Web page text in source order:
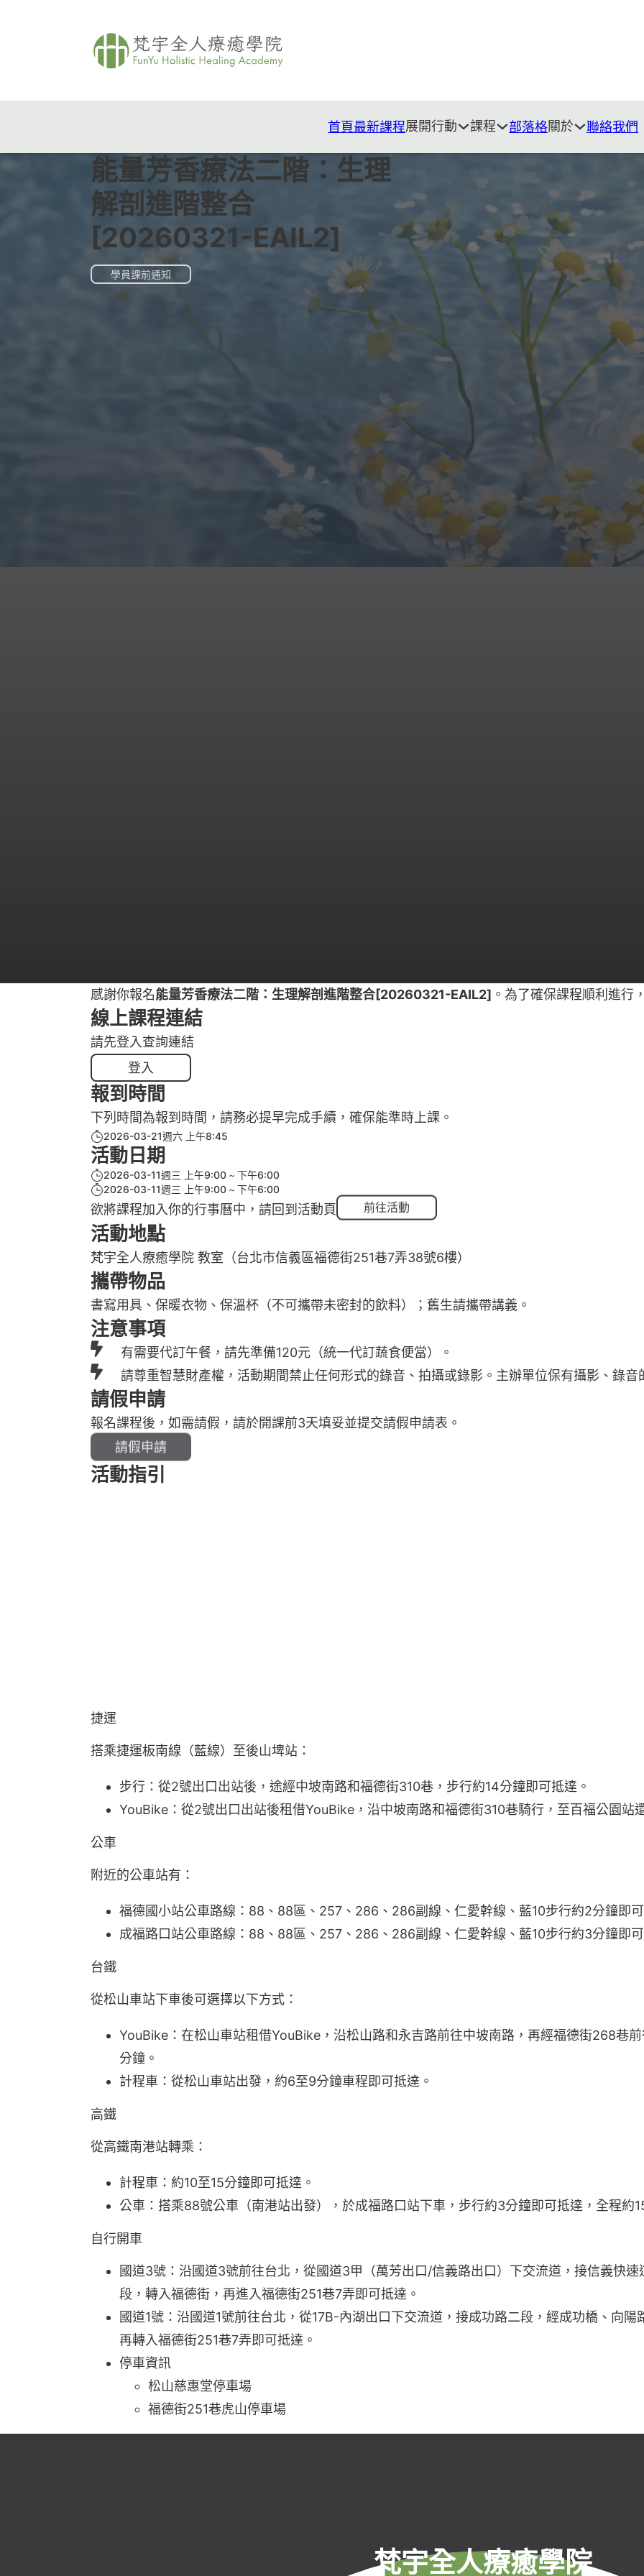
首頁最新課程展開行動 課程 部落格關於 聯絡我們
能量芳香療法二階：生理
解剖進階整合
[20260321-EAIL2]
學員課前通知
感謝你報名能量芳香療法二階：生理解剖進階整合[20260321-EAIL2] 。為了確保課程順利進行
線上課程連結
請先登入查詢連結
登入
報到時間
下列時間為報到時間，請務必提早完成手續，確保能準時上課。
2026-03-21週六 上午8:45
活動日期
2026-03-11週三 上午9:00
下午6:00
2026-03-11週三 上午9:00
下午6:00
欲將課程加入你的行事曆中，請回到活動頁 前往活動
活動地點
梵宇全人療癒學院 教室（台北市信義區福德街251巷7弄38號6樓）
攜帶物品
書寫用具、保暖衣物、保溫杯（不可攜帶未密封的飲料）；舊生請攜帶講義。
注意事項
有需要代訂午餐，請先準備120元（統一代訂蔬食便當）。
請尊重智慧財產權，活動期間禁止任何形式的錄音、拍攝或錄影。主辦單位保有攝影、錄音
請假申請
報名課程後，如需請假，請於開課前3天填妥並提交請假申請表。
請假申請
活動指引
捷運
搭乘捷運板南線（藍線）至後山埤站：
步行：從2號出口出站後，途經中坡南路和福德街310巷，步行約14分鐘即可抵達。
YouBike：從2號出口出站後租借YouBike，沿中坡南路和福德街310巷騎行，至百福公園站
公車
附近的公車站有：
福德國小站公車路線：88、88區、257、286、286副線、仁愛幹線、藍10步行約2分鐘即
成福路口站公車路線：88、88區、257、286、286副線、仁愛幹線、藍10步行約3分鐘即
台鐵
從松山車站下車後可選擇以下方式：
YouBike：在松山車站租借YouBike，沿松山路和永吉路前往中坡南路，再經福德街268巷
分鐘。
計程車：從松山車站出發，約6至9分鐘車程即可抵達。
高鐵
從高鐵南港站轉乘：
計程車：約10至15分鐘即可抵達。
公車：搭乘88號公車（南港站出發），於成福路口站下車，步行約3分鐘即可抵達，全程約
自行開車
國道3號：沿國道3號前往台北，從國道3甲（萬芳出口/信義路出口）下交流道，接信義快
段，轉入福德街，再進入福德街251巷7弄即可抵達。
國道1號：沿國道1號前往台北，從17B-內湖出口下交流道，接成功路二段，經成功橋、向
再轉入福德街251巷7弄即可抵達。
停車資訊
松山慈惠堂停車場
福德街251巷虎山停車場
梵宇全人療癒學院